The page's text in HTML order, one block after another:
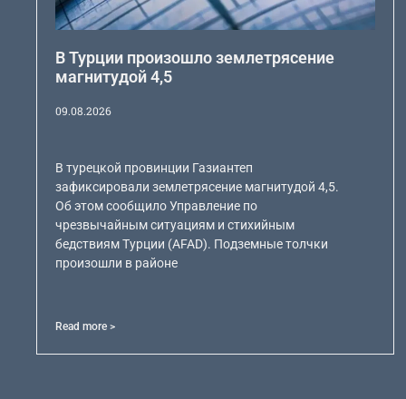
В Турции произошло землетрясение
магнитудой 4,5
09.08.2026
В турецкой провинции Газиантеп
зафиксировали землетрясение магнитудой 4,5.
Об этом сообщило Управление по
чрезвычайным ситуациям и стихийным
бедствиям Турции (AFAD). Подземные толчки
произошли в районе
Read more >